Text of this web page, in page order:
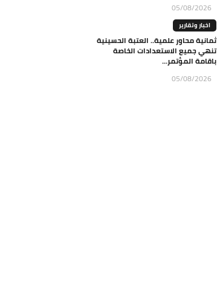
05/08/2026
اخبار وتقارير
ثمانية محاور علمية.. العتبة الحسينية
تنهي جميع الاستعدادات الخاصة
باقامة المؤتمر...
05/08/2026